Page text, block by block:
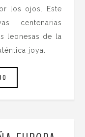
los ojos. Este
centenarias
leonesas de la
joya.